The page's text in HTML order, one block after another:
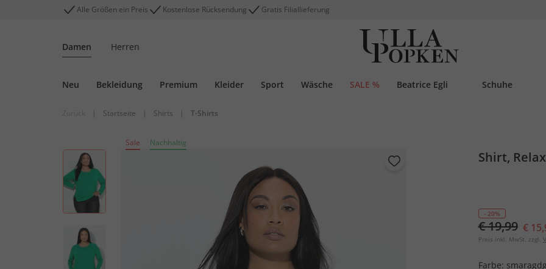
Alle Größen ein Preis Kostenlose Rücksendung Gratis Filiallieferung
Damen Herren
Neu Bekleidung Premium Kleider Sport Wäsche SALE % Beatrice Egli Schuhe
| Startseite | Shirts | T-Shirts
Sale Nachhaltig
Shirt,
- 20%
€ 19,99 €
Preis inkl. MwSt. zzgl.
Farbe: